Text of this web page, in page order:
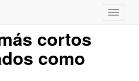
cortos
como